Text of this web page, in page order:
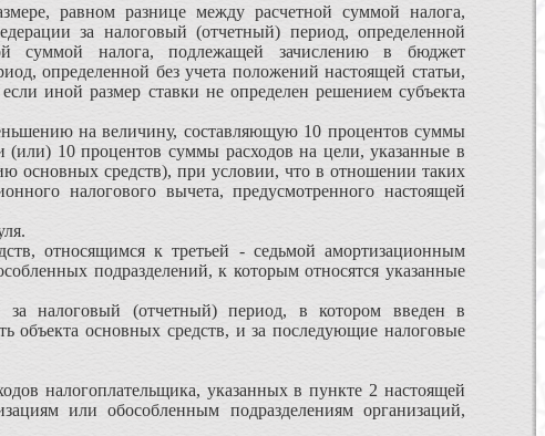
равном разнице между расчетной суммой налога,
за налоговый (отчетный) период, определенной
суммой налога, подлежащей зачислению в бюджет
определенной без учета положений настоящей статьи,
иной размер ставки не определен решением субъекта
на величину, составляющую 10 процентов суммы
(или) 10 процентов суммы расходов на цели, указанные в
основных средств), при условии, что в отношении таких
налогового вычета, предусмотренного настоящей
относящимся к третьей - седьмой амортизационным
подразделений, к которым относятся указанные
налоговый (отчетный) период, в котором введен в
объекта основных средств, и за последующие налоговые
налогоплательщика, указанных в пункте 2 настоящей
или обособленным подразделениям организаций,